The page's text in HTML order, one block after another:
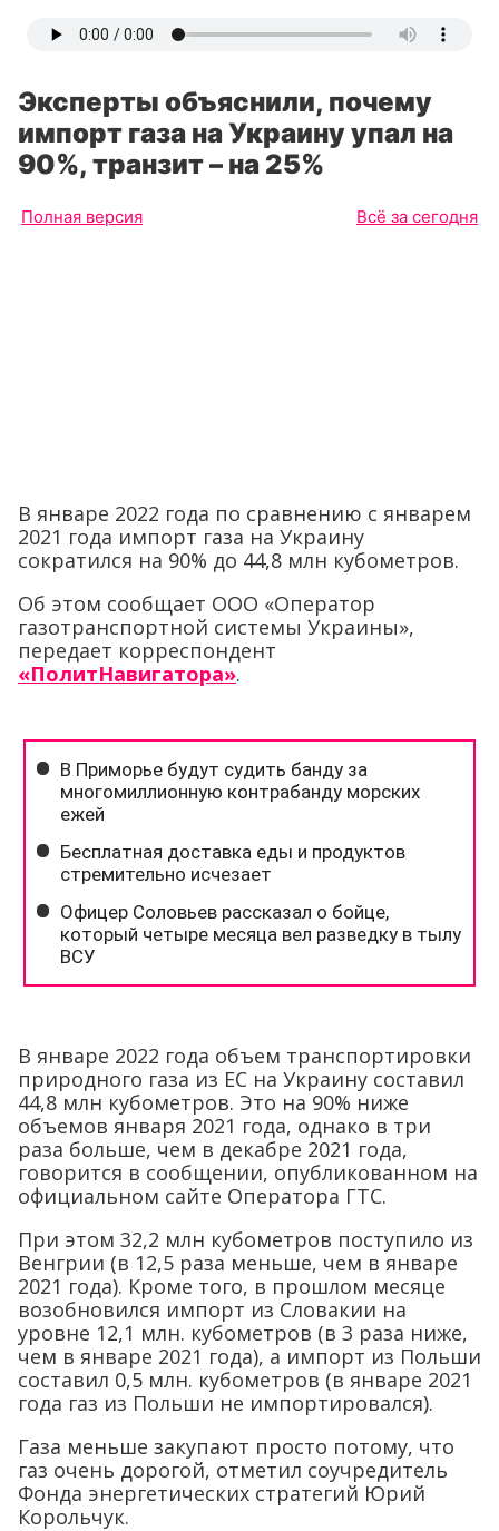
Эксперты объяснили, почему
импорт газа на Украину упал на
90%, транзит – на 25%
Полная версия Всё за сегодня
В январе 2022 года по сравнению с январем
2021 года импорт газа на Украину
сократился на 90% до 44,8 млн кубометров.
Об этом сообщает ООО «Оператор
газотранспортной системы Украины»,
передает корреспондент
«ПолитНавигатора».
В январе 2022 года объем транспортировки
природного газа из ЕС на Украину составил
44,8 млн кубометров. Это на 90% ниже
объемов января 2021 года, однако в три
раза больше, чем в декабре 2021 года,
говорится в сообщении, опубликованном на
официальном сайте Оператора ГТС.
При этом 32,2 млн кубометров поступило из
Венгрии (в 12,5 раза меньше, чем в январе
2021 года). Кроме того, в прошлом месяце
возобновился импорт из Словакии на
уровне 12,1 млн. кубометров (в 3 раза ниже,
чем в январе 2021 года), а импорт из Польши
составил 0,5 млн. кубометров (в январе 2021
года газ из Польши не импортировался).
Газа меньше закупают просто потому, что
газ очень дорогой, отметил соучредитель
Фонда энергетических стратегий Юрий
Корольчук.